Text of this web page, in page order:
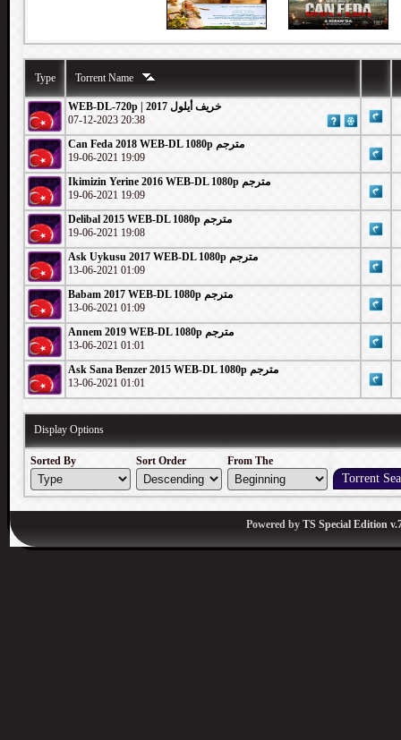
Type Torrent Name
WEB-DL-720p | 2017 خريف أيلول
07-12-2023 20:38
Can Feda 2018 WEB-DL 1080p مترجم
19-06-2021 19:09
Ikimizin Yerine 2016 WEB-DL 1080p مترجم
19-06-2021 19:09
Delibal 2015 WEB-DL 1080p مترجم
19-06-2021 19:08
Ask Uykusu 2017 WEB-DL 1080p مترجم
13-06-2021 01:09
Babam 2017 WEB-DL 1080p مترجم
13-06-2021 01:09
Annem 2019 WEB-DL 1080p مترجم
13-06-2021 01:01
Ask Sana Benzer 2015 WEB-DL 1080p مترجم
13-06-2021 01:01
Display Options
Sorted By Sort Order From The
Powered by TS Special Edition